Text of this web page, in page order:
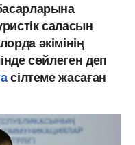
саласын
әкімінің
сөйлеген деп
сілтеме жасаған